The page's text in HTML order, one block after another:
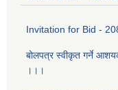
Invitation for Bid -
बोलपत्र स्वीकृत गर्ने
।।।